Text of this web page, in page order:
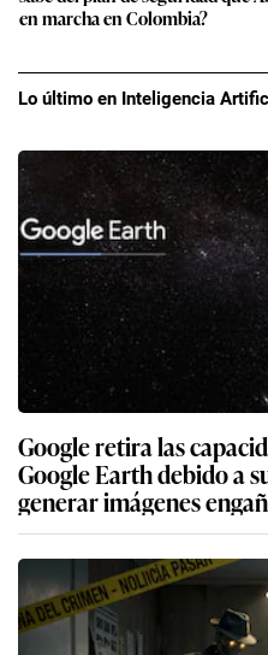
en marcha en Colombia?
Lo último en Inteligencia
Google retira las
Google Earth debido a
generar imágenes